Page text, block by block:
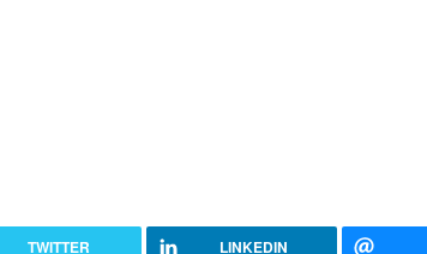
TWITTER LINKEDIN